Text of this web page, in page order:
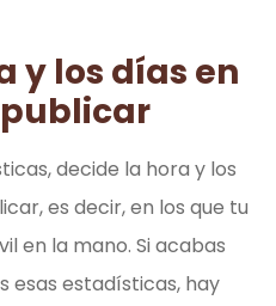
y los días en
publicar
decide la hora y los
es decir, en los que tu
en la mano. Si acabas
esas estadísticas, hay